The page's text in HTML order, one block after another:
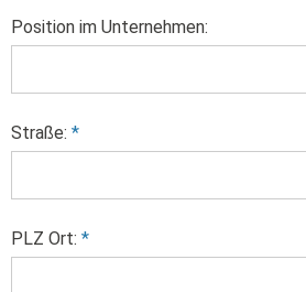
Position im Unternehmen:
Straße: *
PLZ Ort: *